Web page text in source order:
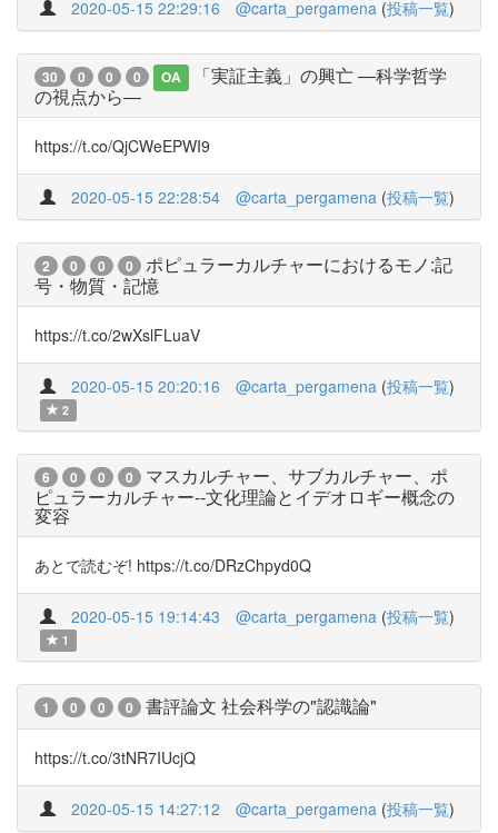
2020-05-15 22:29:16 @carta_pergamena (投稿一覧)
30 0 0 0 OA
「実証主義」の興亡 ―科学哲学
の視点から―
https://t.co/QjCWeEPWI9
2020-05-15 22:28:54 @carta_pergamena (投稿一覧)
2 0 0 0
ポピュラーカルチャーにおけるモノ:記
号・物質・記憶
https://t.co/2wXslFLuaV
2020-05-15 20:20:16 @carta_pergamena (投稿一覧)
2
6 0 0 0
マスカルチャー、サブカルチャー、ポ
ピュラーカルチャー--文化理論とイデオロギー概念の
変容
あとで読むぞ! https://t.co/DRzChpyd0Q
2020-05-15 19:14:43 @carta_pergamena (投稿一覧)
1
1 0 0 0 書評論文 社会科学の"認識論"
https://t.co/3tNR7IUcjQ
2020-05-15 14:27:12 @carta_pergamena (投稿一覧)